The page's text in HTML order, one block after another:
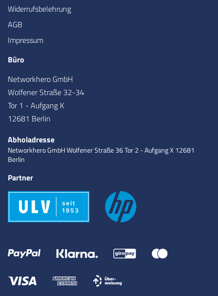
Widerrufsbelehrung
AGB
Impressum
Büro
Networkhero GmbH
Wolfener Straße 32-34
Tor 1 - Aufgang K
12681 Berlin
Abholadresse
Networkhero GmbHWolfener Straße 36Tor 2 - Aufgang X12681
Berlin
Partner